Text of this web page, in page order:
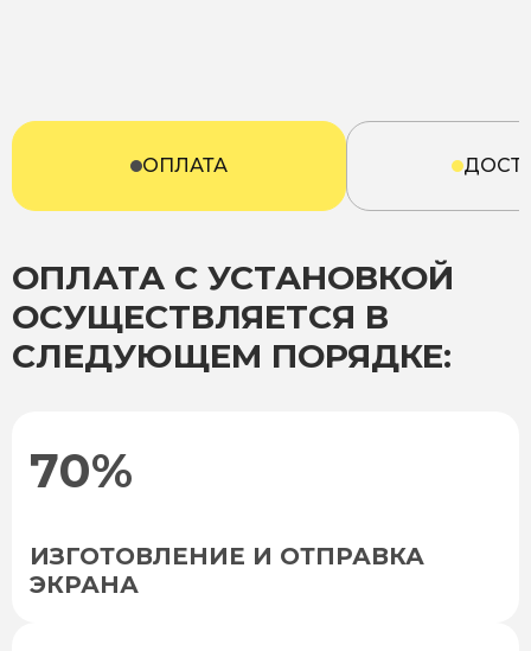
ОПЛАТА
ОПЛАТА С УСТАНОВКОЙ
ОСУЩЕСТВЛЯЕТСЯ В
СЛЕДУЮЩЕМ ПОРЯДКЕ:
70%
ИЗГОТОВЛЕНИЕ И ОТПРАВКА
ЭКРАНА